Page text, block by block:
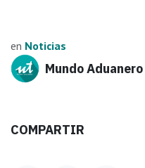
en Noticias
Mundo Aduanero
COMPARTIR